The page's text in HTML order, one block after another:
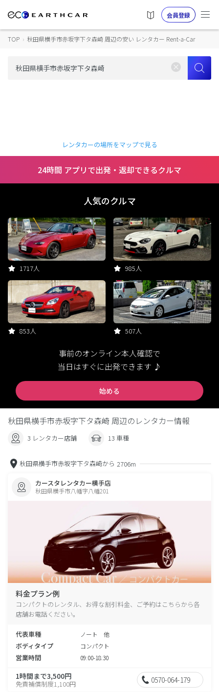
会員登録
TOP › 秋田県横手市赤坂字下タ森崎 周辺の安い レンタカー Rent-a-Car
レンタカーの場所をマップで見る
24時間 アプリで出発・返却できるクルマ
人気のクルマ
1717人 985人
853人 507人
事前のオンライン本人確認で
当日はすぐに出発できます ♪
始める
秋田県横手市赤坂字下タ森崎 周辺のレンタカー情報
3 レンタカー店舗 13 車種
秋田県横手市赤坂字下タ森崎から 2706m
カースタレンタカー横手店
秋田県横手市八幡字八幡201
料金プラン例
コンパクトのレンタル、お得な割引料金、ご予約はこちらから各
店舗お電話ください。
代表車種 ノート 他
ボディタイプ コンパクト
営業時間 09:00-18:30
1時間まで3,500円
免責補償制度1,100円 0570-064-179